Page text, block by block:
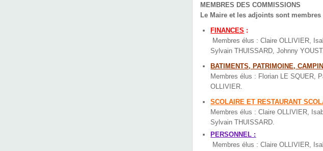
MEMBRES DES COMMISSIONS
Le Maire et les adjoints sont
FINANCES :
Membres élus : Claire OLLIVIER,
Sylvain THUISSARD, Johnny YOUST.
BATIMENTS, PATRIMOINE,
Membres élus : Florian LE SQUER,
OLLIVIER.
SCOLAIRE ET RESTAURANT
Membres élus : Claire OLLIVIER,
Sylvain THUISSARD.
PERSONNEL :
Membres élus : Claire OLLIVIER,